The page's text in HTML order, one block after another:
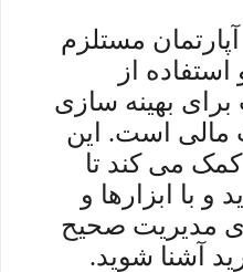
مستلزم
از
بهینه سازی
مالی است. این
می کند تا
و با ابزارها و
مدیریت صحیح
آشنا شوید.